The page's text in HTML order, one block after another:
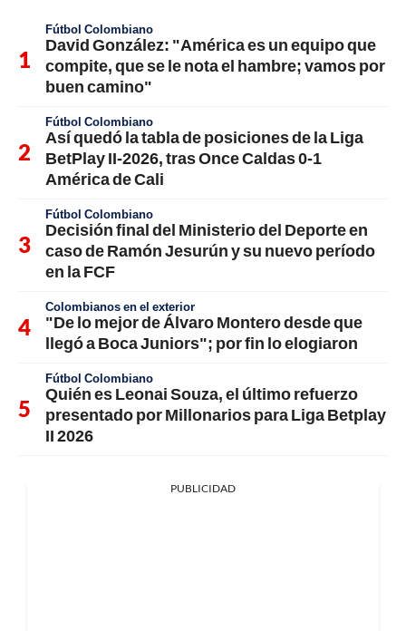
Fútbol Colombiano
David González: "América es un equipo que
compite, que se le nota el hambre; vamos por
buen camino"
Fútbol Colombiano
Así quedó la tabla de posiciones de la Liga
BetPlay II-2026, tras Once Caldas 0-1
América de Cali
Fútbol Colombiano
Decisión final del Ministerio del Deporte en
caso de Ramón Jesurún y su nuevo período
en la FCF
Colombianos en el exterior
"De lo mejor de Álvaro Montero desde que
llegó a Boca Juniors"; por fin lo elogiaron
Fútbol Colombiano
Quién es Leonai Souza, el último refuerzo
presentado por Millonarios para Liga Betplay
II 2026
PUBLICIDAD